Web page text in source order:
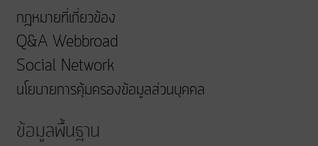
กฎหมายที่เกี่ยวข้อง
Q&A Webbroad
Social Network
นโยบายการคุ้มครองข้อมูลส่วนบุคคล
ข้อมูลพื้นฐาน